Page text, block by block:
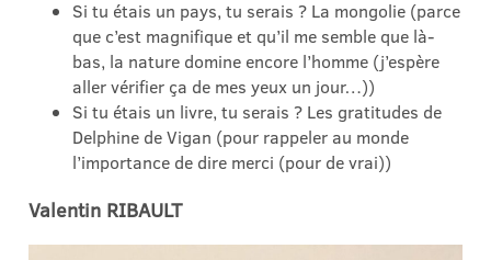
Si tu étais un pays, tu serais ? La mongolie (parce
que c’est magnifique et qu’il me semble que là-
bas, la nature domine encore l’homme (j’espère
aller vérifier ça de mes yeux un jour…))
Si tu étais un livre, tu serais ? Les gratitudes de
Delphine de Vigan (pour rappeler au monde
l’importance de dire merci (pour de vrai))
Valentin RIBAULT